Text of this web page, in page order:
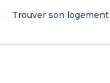
Trouver son logement